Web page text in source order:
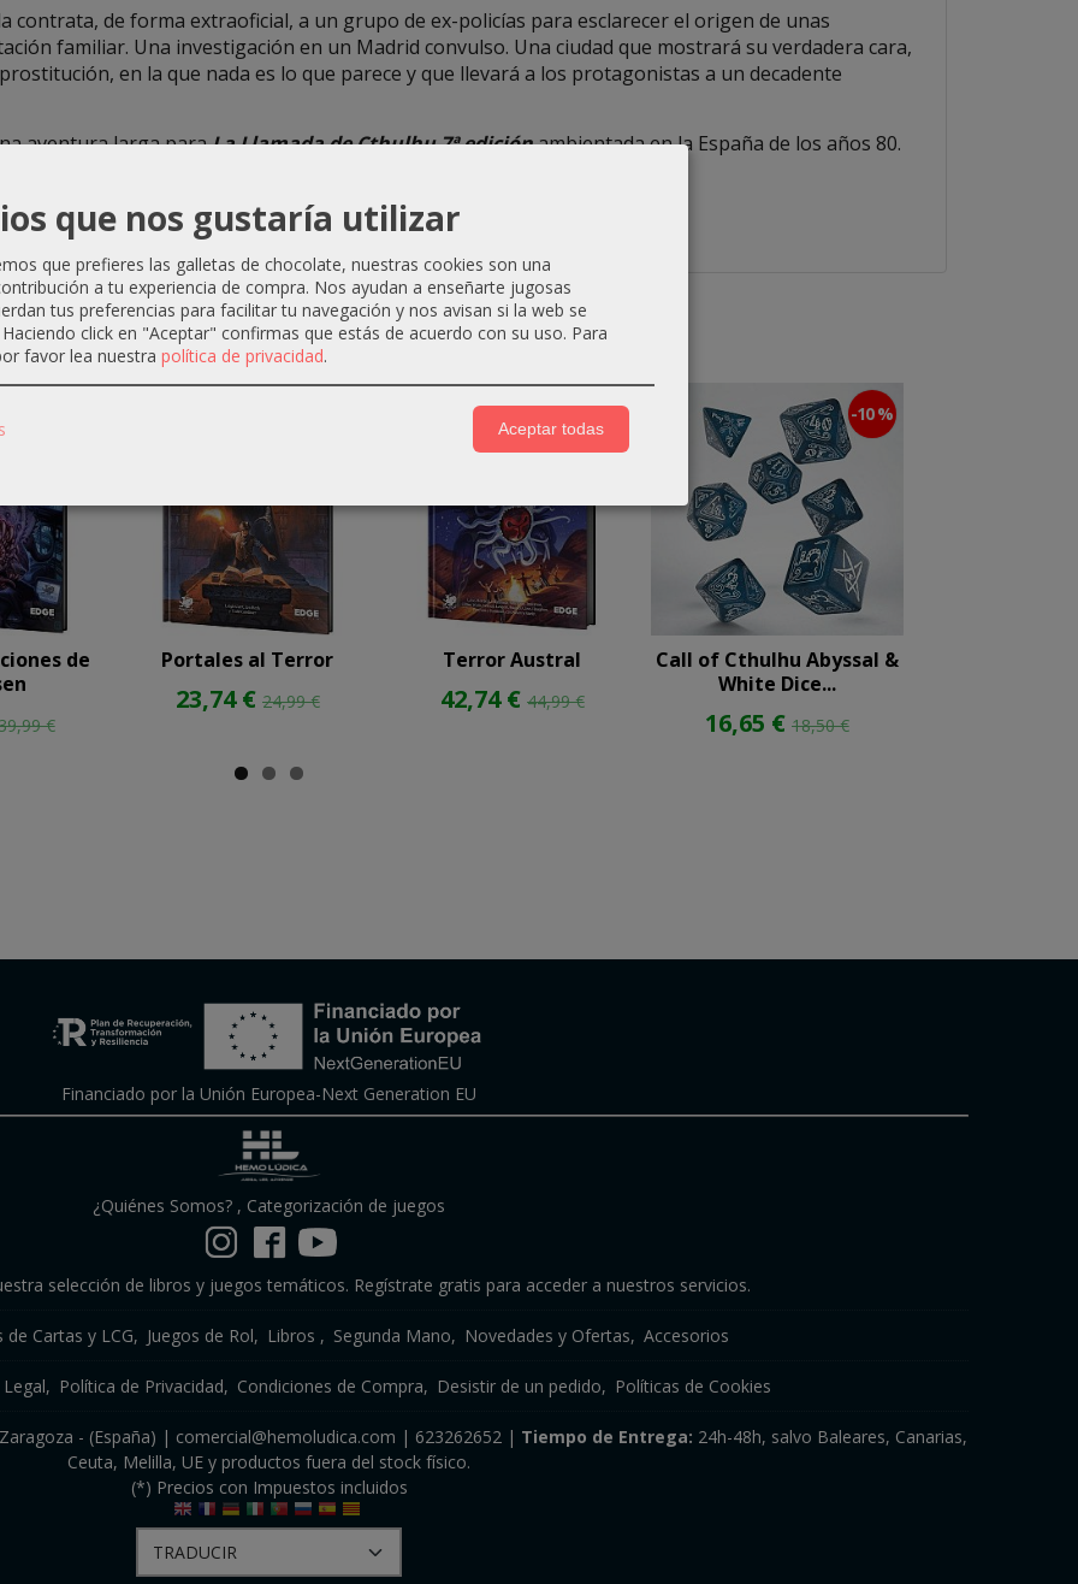
contrata, de forma extraoficial, a un grupo de ex-policías para esclarecer el origen de unas
familiar. Una investigación en un Madrid convulso. Una ciudad que mostrará su verdadera cara,
en la que nada es lo que parece y que llevará a los protagonistas a un decadente
aventura larga paraLa Llamada de Cthulhu 7ª ediciónambientada en la España de los años 80.
, deJ. D. Lisbona, publicada por edicionesPàmies
de
€
Portales al Terror
23,74 € 24,99 €
-5 %
Terror Austral
42,74 € 44,99 €
-10 %
Call of Cthulhu Abyssal &
White Dice...
16,65 € 18,50 €
Financiado por la Unión Europea-Next Generation EU
¿Quiénes Somos? , Categorización de juegos
selección de libros y juegos temáticos. Regístrate gratis para acceder a nuestros servicios.
de Cartas y LCG Juegos de Rol Libros Segunda Mano Novedades y Ofertas Accesorios
Política de Privacidad Condiciones de Compra Desistir de un pedido Políticas de Cookies
- (España) | comercial@hemoludica.com | 623262652 | Tiempo de Entrega: 24h-48h, salvo Baleares, Canarias,
Ceuta, Melilla, UE y productos fuera del stock físico.
(*) Precios con Impuestos incluidos
que nos gustaría utilizar
que prefieres las galletas de chocolate, nuestras cookies son una
a tu experiencia de compra. Nos ayudan a enseñarte jugosas
tus preferencias para facilitar tu navegación y nos avisan si la web se
click en "Aceptar" confirmas que estás de acuerdo con su uso. Para
favor lea nuestra política de privacidad.
Aceptar todas